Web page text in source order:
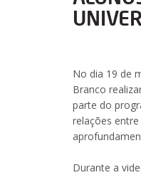
No dia 19 de
Branco
parte do
relações
Durante a